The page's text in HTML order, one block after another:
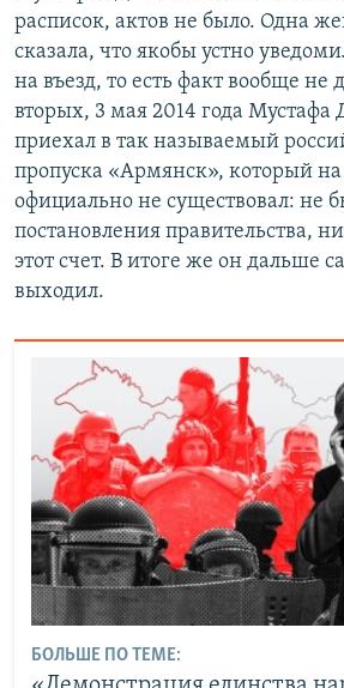
расписок, актов не было. Одна
сказала, что якобы устно
на въезд, то есть факт вообще не
вторых, 3 мая 2014 года
приехал в так называемый
пропуска «Армянск», который
официально не существовал: не
постановления правительства,
этот счет. В итоге же он дальше
выходил.
БОЛЬШЕ ПО ТЕМЕ: